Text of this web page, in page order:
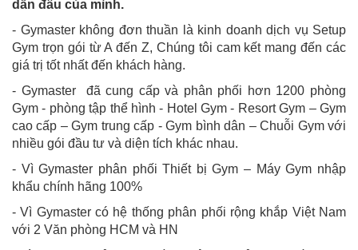
dẫn đầu của mình.
- Gymaster không đơn thuần là kinh doanh dịch vụ Setup
Gym trọn gói từ A đến Z, Chúng tôi cam kết mang đến các
giá trị tốt nhất đến khách hàng.
- Gymaster đã cung cấp và phân phối hơn 1200 phòng
Gym - phòng tập thể hình - Hotel Gym - Resort Gym – Gym
cao cấp – Gym trung cấp - Gym bình dân – Chuỗi Gym với
nhiều gói đầu tư và diện tích khác nhau.
- Vì Gymaster phân phối Thiết bị Gym – Máy Gym nhập
khẩu chính hãng 100%
- Vì Gymaster có hệ thống phân phối rộng khắp Việt Nam
với 2 Văn phòng HCM và HN